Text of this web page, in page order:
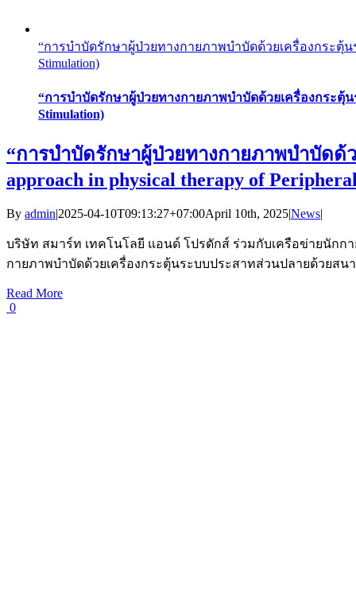
“การบำบัดรักษาผู้ป่วยทางกายภาพบำบัดด้วยเครื่องกระตุ้นร
Stimulation)
“การบำบัดรักษาผู้ป่วยทางกายภาพบำบัดด้วยเครื่องกระตุ้น
Stimulation)
“การบำบัดรักษาผู้ป่วยทางกายภาพบำบัดด้
approach in physical therapy of
By admin|2025-04-10T09:13:27+07:00April 10th, 2025|News|
บริษัท สมาร์ท เทคโนโลยี แอนด์ โปรดักส์ ร่วมกับเครือข่ายนักก
กายภาพบำบัดด้วยเครื่องกระตุ้นระบบประสาทส่วนปลายด้วยสนามแ
Read More
0